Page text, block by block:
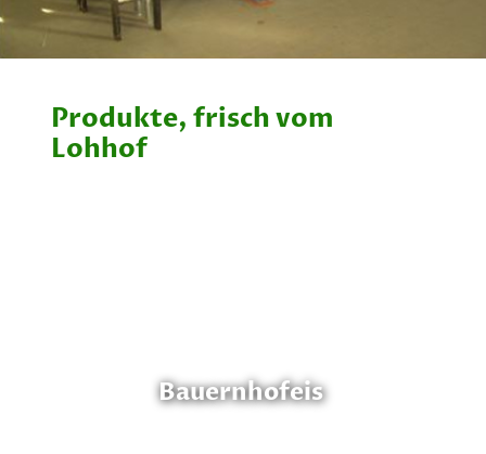
Produkte, frisch vom
Lohhof
Bauernhofeis